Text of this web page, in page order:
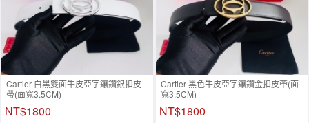
Cartier 白黑雙面牛皮亞字鑲鑽銀扣皮
帶(面寬3.5CM)
NT$1800
Cartier 黑色牛皮亞字鑲鑽金扣皮帶(面
寬3.5CM)
NT$1800